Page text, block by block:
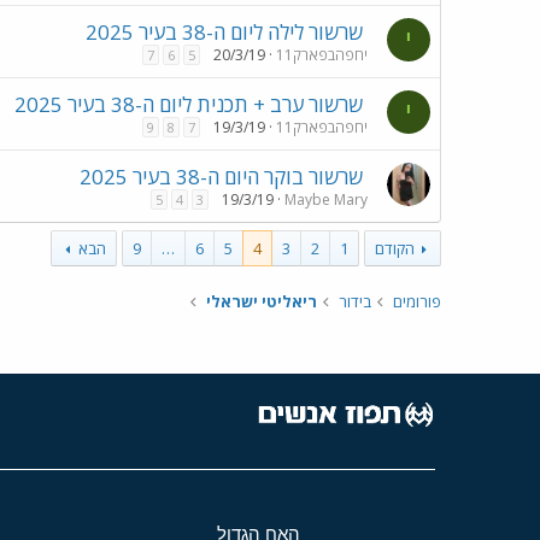
י שרשור לילה ליום ה-38 בעיר 2025
יחפהבפארק11 20/3/19
5
6
7
י שרשור ערב + תכנית ליום ה-38 בעיר 2025
יחפהבפארק11 19/3/19
7
8
9
שרשור בוקר היום ה-38 בעיר 2025
Maybe Mary
19/3/19
3
4
5
הקודם 1
2
3
4
5
6
…
9 הבא
פורומים בידור ריאליטי ישראלי
האח הגדול